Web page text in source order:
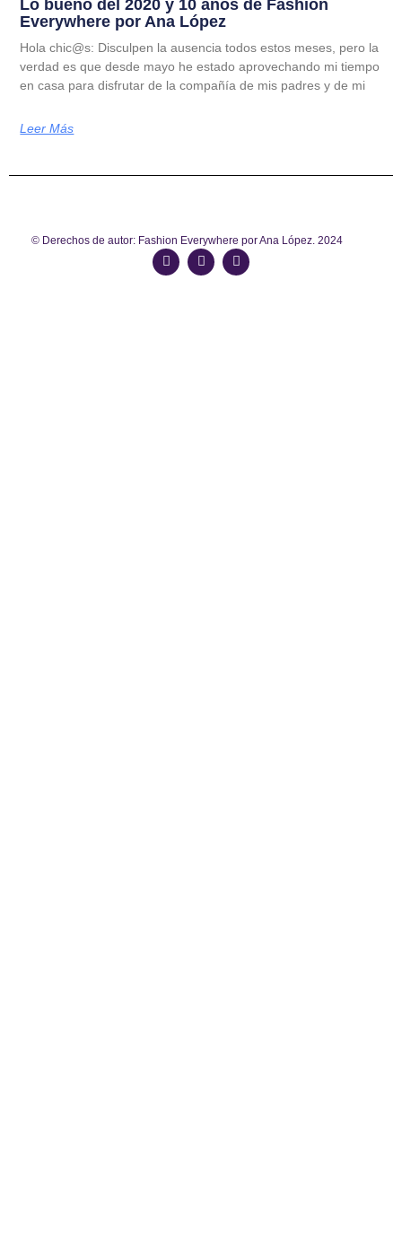
Lo bueno del 2020 y 10 años de Fashion
Everywhere por Ana López
Hola chic@s: Disculpen la ausencia todos estos meses, pero la
verdad es que desde mayo he estado aprovechando mi tiempo
en casa para disfrutar de la compañía de mis padres y de mi
Leer Más
© Derechos de autor: Fashion Everywhere por Ana López. 2024